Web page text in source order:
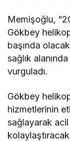
Memişoğlu,
Gökbey
başında
sağlık
vurguladı.
Gökbey
hizmetlerinin
sağlayarak acil